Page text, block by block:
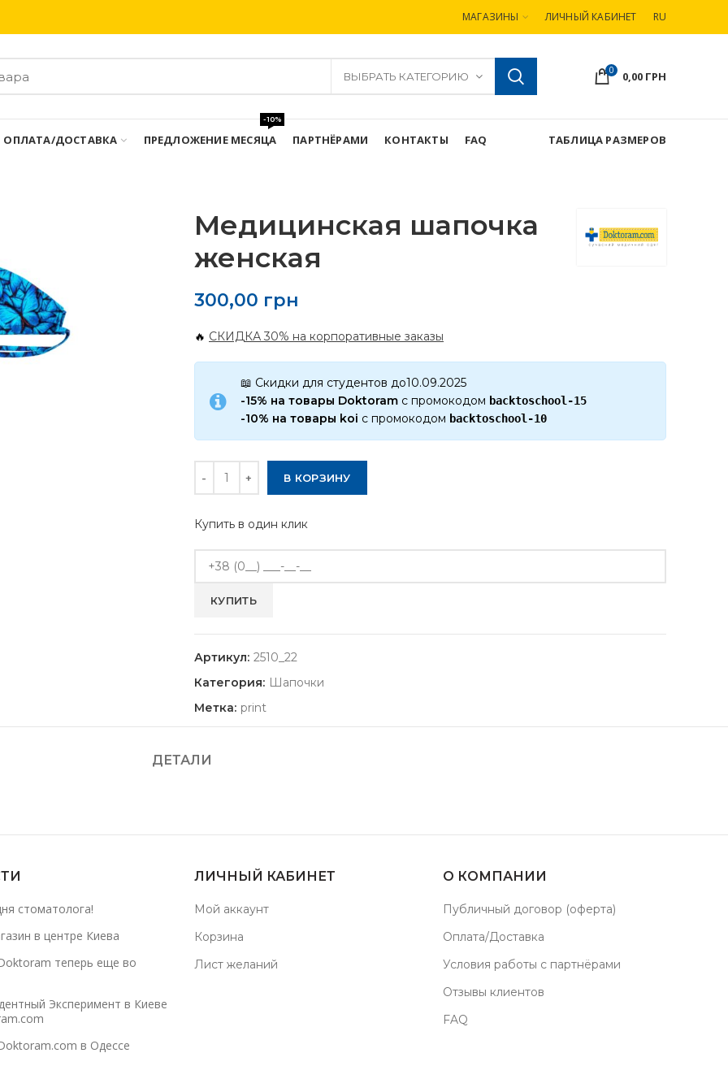
МАГАЗИНЫ ЛИЧНЫЙ КАБИНЕТ RU
ВЫБРАТЬ КАТЕГОРИЮ 0 0,00 ГРН
ОПЛАТА/ДОСТАВКА ПРЕДЛОЖЕНИЕ МЕСЯЦА
-10%
ПАРТНЁРАМИ КОНТАКТЫ FAQ ТАБЛИЦА РАЗМЕРОВ
Медицинская шапочка
женская
300,00 грн
🔥 СКИДКА 30% на корпоративные заказы
📖 Скидки для студентов до10.09.2025
-15% на товары Doktoram с промокодом backtoschool-15
-10% на товары koi с промокодом backtoschool-10
В КОРЗИНУ
Купить в один клик
Артикул: 2510_22
Категория: Шапочки
Метка: print
ДЕТАЛИ
стоматолога!
в центре Киева
теперь еще во
Эксперимент в Киеве
в Одессе
ЛИЧНЫЙ КАБИНЕТ
Мой аккаунт
Корзина
Лист желаний
О КОМПАНИИ
Публичный договор (оферта)
Оплата/Доставка
Условия работы с партнёрами
Отзывы клиентов
FAQ